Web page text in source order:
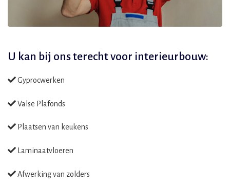
U kan bij ons terecht voor interieurbouw:
Gyprocwerken
Valse Plafonds
Plaatsen van keukens
Laminaatvloeren
Afwerking van zolders